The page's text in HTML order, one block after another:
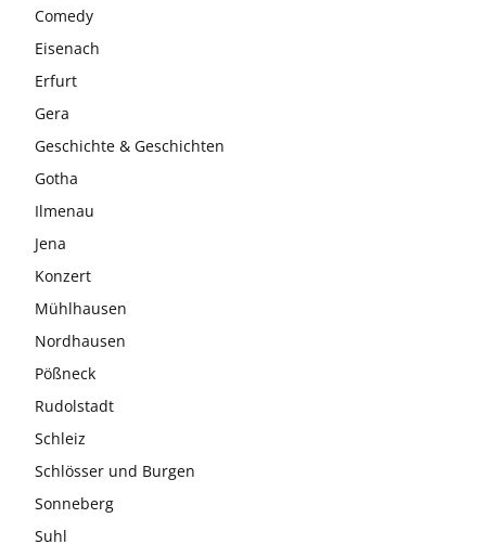
Comedy
Eisenach
Erfurt
Gera
Geschichte & Geschichten
Gotha
Ilmenau
Jena
Konzert
Mühlhausen
Nordhausen
Pößneck
Rudolstadt
Schleiz
Schlösser und Burgen
Sonneberg
Suhl